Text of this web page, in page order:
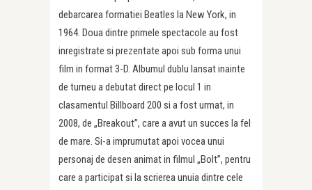
debarcarea formatiei Beatles la New York, in
1964. Doua dintre primele spectacole au fost
inregistrate si prezentate apoi sub forma unui
film in format 3-D. Albumul dublu lansat inainte
de turneu a debutat direct pe locul 1 in
clasamentul Billboard 200 si a fost urmat, in
2008, de „Breakout”, care a avut un succes la fel
de mare. Si-a imprumutat apoi vocea unui
personaj de desen animat in filmul „Bolt”, pentru
care a participat si la scrierea unuia dintre cele